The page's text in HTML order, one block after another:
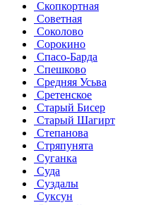
Скопкортная
Советная
Соколово
Сорокино
Спасо-Барда
Спешково
Средняя Усьва
Сретенское
Старый Бисер
Старый Шагирт
Степанова
Стряпунята
Суганка
Суда
Суздалы
Суксун